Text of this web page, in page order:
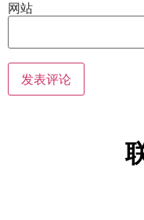
网站